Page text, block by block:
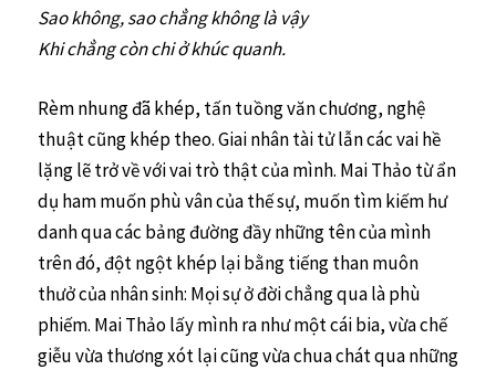
Sao không, sao chẳng không là vậy
Khi chẳng còn chi ở khúc quanh.
Rèm nhung đã khép, tấn tuồng văn chương, nghệ
thuật cũng khép theo. Giai nhân tài tử lẫn các vai hề
lặng lẽ trở về với vai trò thật của mình. Mai Thảo từ ẩn
dụ ham muốn phù vân của thế sự, muốn tìm kiếm hư
danh qua các bảng đường đầy những tên của mình
trên đó, đột ngột khép lại bằng tiếng than muôn
thưở của nhân sinh: Mọi sự ở đời chẳng qua là phù
phiếm. Mai Thảo lấy mình ra như một cái bia, vừa chế
giễu vừa thương xót lại cũng vừa chua chát qua những